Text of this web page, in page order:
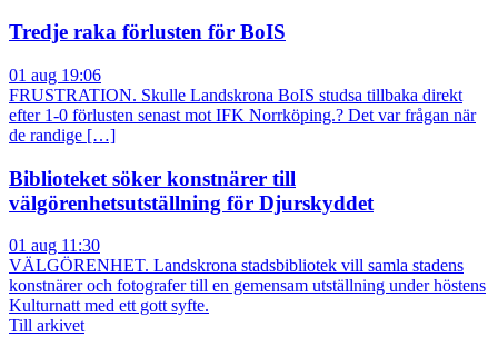
Tredje raka förlusten för BoIS
01 aug 19:06
FRUSTRATION. Skulle Landskrona BoIS studsa tillbaka direkt
efter 1-0 förlusten senast mot IFK Norrköping.? Det var frågan när
de randige […]
Biblioteket söker konstnärer till
välgörenhetsutställning för Djurskyddet
01 aug 11:30
VÄLGÖRENHET. Landskrona stadsbibliotek vill samla stadens
konstnärer och fotografer till en gemensam utställning under höstens
Kulturnatt med ett gott syfte.
Till arkivet